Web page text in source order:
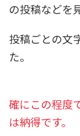
の投稿などを
投稿ごとの文
た。
確にこの程度
は納得です。